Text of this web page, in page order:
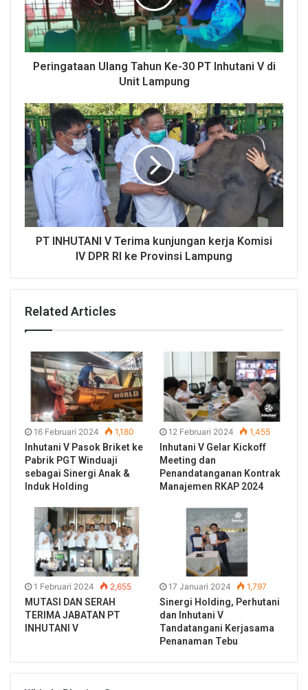
Peringataan Ulang Tahun Ke-30 PT Inhutani V di
Unit Lampung
PT INHUTANI V Terima kunjungan kerja Komisi
IV DPR RI ke Provinsi Lampung
Related Articles
16 Februari 2024 1,180
Inhutani V Pasok Briket ke
Pabrik PGT Winduaji
sebagai Sinergi Anak &
Induk Holding
12 Februari 2024 1,455
Inhutani V Gelar Kickoff
Meeting dan
Penandatanganan Kontrak
Manajemen RKAP 2024
1 Februari 2024 2,655
MUTASI DAN SERAH
TERIMA JABATAN PT
INHUTANI V
17 Januari 2024 1,797
Sinergi Holding, Perhutani
dan Inhutani V
Tandatangani Kerjasama
Penanaman Tebu